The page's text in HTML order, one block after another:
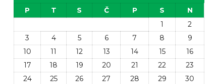
P
T S Č P S
N
1
2
3
4 5 6 7 8
9
10
11 12 13 14 15
16
17
18 19 20 21 22
23
24
25 26 27 28 29
30